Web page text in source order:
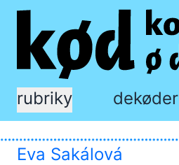
rubriky dekøder
Eva Sakálová